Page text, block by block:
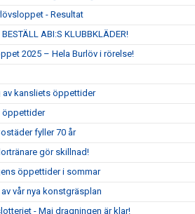
- Resultat
ABI:S KLUBBKLÄDER!
2025 – Hela Burlöv i rörelse!
av kansliets öppettider
öppettider
fyller 70 år
gör skillnad!
öppettider i sommar
vår nya konstgräsplan
- Maj dragningen är klar!